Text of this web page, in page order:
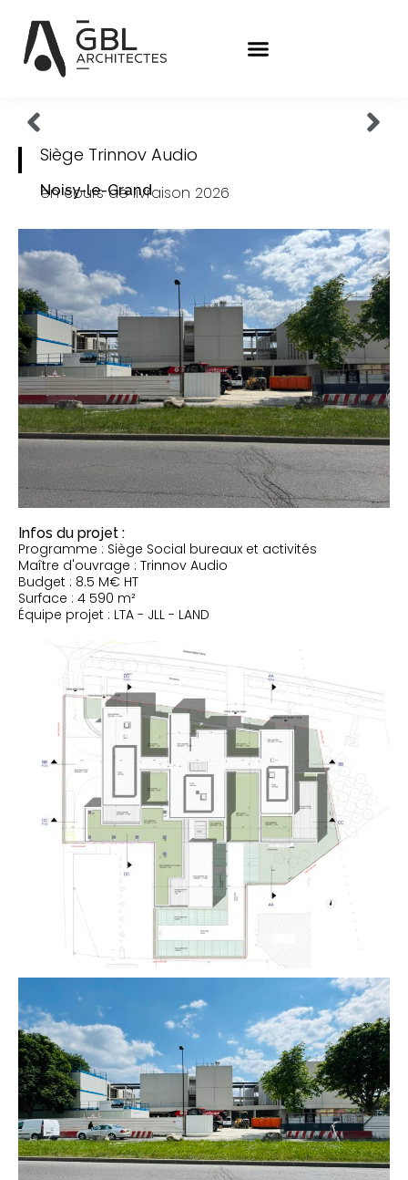
Siège Trinnov Audio
Noisy-le-Grand
en cours de livraison 2026
Infos du projet :
Programme : Siège Social bureaux et activités
Maître d'ouvrage : Trinnov Audio
Budget : 8.5 M€ HT
Surface : 4 590 m²
Équipe projet : LTA - JLL - LAND